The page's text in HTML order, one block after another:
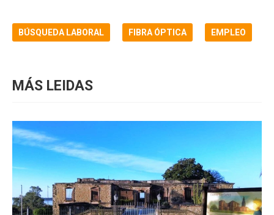
BÚSQUEDA LABORAL FIBRA ÓPTICA EMPLEO
MÁS LEIDAS